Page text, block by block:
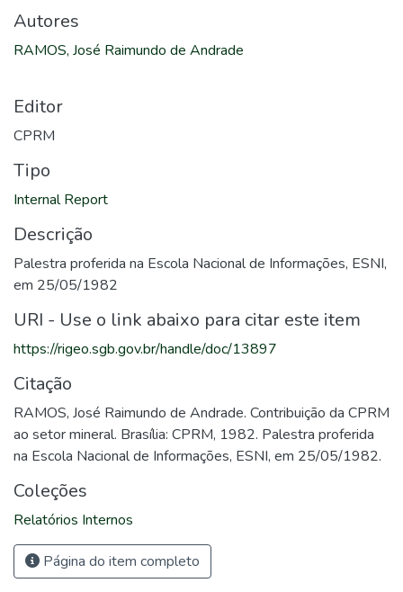
Autores
RAMOS, José Raimundo de Andrade
Editor
CPRM
Tipo
Internal Report
Descrição
Palestra proferida na Escola Nacional de Informações, ESNI,
em 25/05/1982
URI - Use o link abaixo para citar este item
https://rigeo.sgb.gov.br/handle/doc/13897
Citação
RAMOS, José Raimundo de Andrade. Contribuição da CPRM
ao setor mineral. Brasília: CPRM, 1982. Palestra proferida
na Escola Nacional de Informações, ESNI, em 25/05/1982.
Coleções
Relatórios Internos
Página do item completo